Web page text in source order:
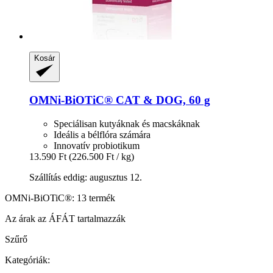
Kosár
OMNi-BiOTiC® CAT & DOG, 60 g
Speciálisan kutyáknak és macskáknak
Ideális a bélflóra számára
Innovatív probiotikum
13.590 Ft (226.500 Ft / kg)
Szállítás eddig: augusztus 12.
OMNi-BiOTiC®: 13 termék
Az árak az ÁFÁT tartalmazzák
Szűrő
Kategóriák: